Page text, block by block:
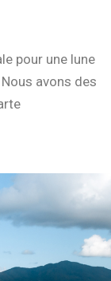
pour une lune
avons des